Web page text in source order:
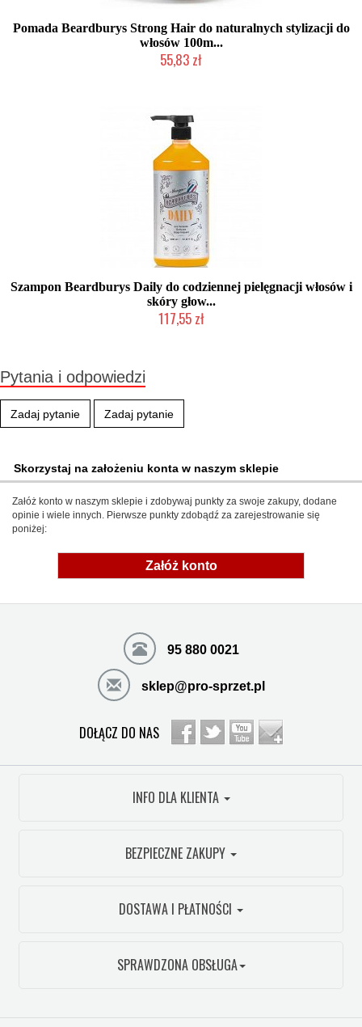
Pomada Beardburys Strong Hair do naturalnych stylizacji do
włosów 100m...
55,83 zł
Szampon Beardburys Daily do codziennej pielęgnacji włosów i
skóry głow...
117,55 zł
Pytania i odpowiedzi
Zadaj pytanie Zadaj pytanie
Skorzystaj na założeniu konta w naszym sklepie
Załóż konto w naszym sklepie i zdobywaj punkty za swoje zakupy, dodane
opinie i wiele innych. Pierwsze punkty zdobądź za zarejestrowanie się
poniżej:
Załóż konto
95 880 0021
sklep@pro-sprzet.pl
DOŁĄCZ DO NAS
INFO DLA KLIENTA
BEZPIECZNE ZAKUPY
DOSTAWA I PŁATNOŚCI
SPRAWDZONA OBSŁUGA